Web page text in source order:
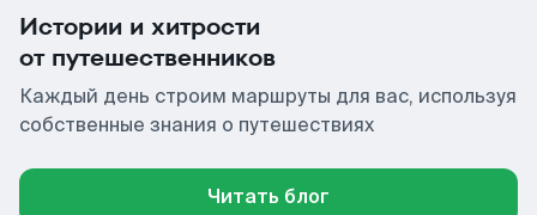
Истории и хитрости
от путешественников
Каждый день строим маршруты для вас, используя
собственные знания о путешествиях
Читать блог